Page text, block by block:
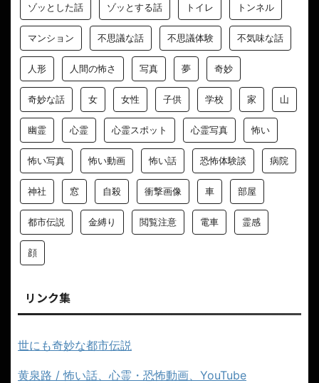
ゾッとした話 ゾッとする話 トイレ トンネル
マンション 不思議な話 不思議体験 不気味な話
人形 人間の怖さ 写真 夢 奇妙
奇妙な話 女 女性 子供 学校 家 山
幽霊 心霊 心霊スポット 心霊写真 怖い
怖い写真 怖い動画 怖い話 恐怖体験談 病院
神社 窓 自殺 衝撃画像 車 部屋
都市伝説 金縛り 閲覧注意 電車 霊感
顔
リンク集
世にも奇妙な都市伝説
黄泉路 / 怖い話、心霊・恐怖動画、YouTube